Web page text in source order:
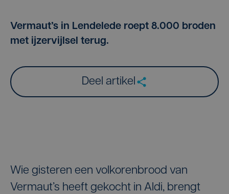
Vermaut’s in Lendelede roept 8.000 broden
met ijzervijlsel terug.
Deel artikel
Wie gisteren een volkorenbrood van
Vermaut’s heeft gekocht in Aldi, brengt